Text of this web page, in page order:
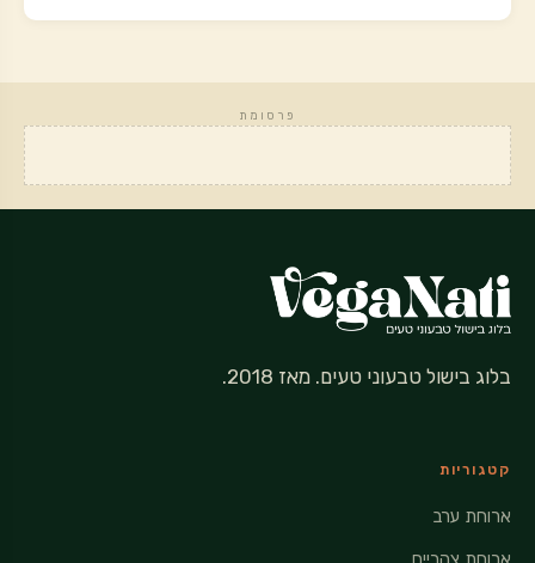
פרסומת
בלוג בישול טבעוני טעים. מאז 2018.
קטגוריות
ארוחת ערב